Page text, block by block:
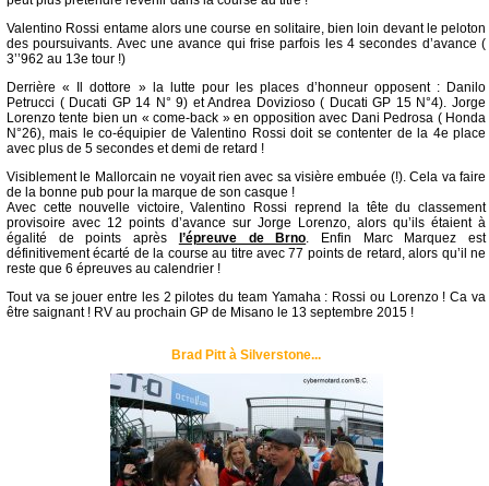
Valentino Rossi entame alors une course en solitaire, bien loin devant le peloton
des poursuivants. Avec une avance qui frise parfois les 4 secondes d’avance (
3’’962 au 13e tour !)
Derrière « Il dottore » la lutte pour les places d’honneur opposent : Danilo
Petrucci ( Ducati GP 14 N° 9) et Andrea Dovizioso ( Ducati GP 15 N°4). Jorge
Lorenzo tente bien un « come-back » en opposition avec Dani Pedrosa ( Honda
N°26), mais le co-équipier de Valentino Rossi doit se contenter de la 4e place
avec plus de 5 secondes et demi de retard !
Visiblement le Mallorcain ne voyait rien avec sa visière embuée (!). Cela va faire
de la bonne pub pour la marque de son casque !
Avec cette nouvelle victoire, Valentino Rossi reprend la tête du classement
provisoire avec 12 points d’avance sur Jorge Lorenzo, alors qu’ils étaient à
égalité de points après
l’épreuve de Brno. Enfin Marc Marquez est
définitivement écarté de la course au titre avec 77 points de retard, alors qu’il ne
reste que 6 épreuves au calendrier !
Tout va se jouer entre les 2 pilotes du team Yamaha : Rossi ou Lorenzo ! Ca va
être saignant ! RV au prochain GP de Misano le 13 septembre 2015 !
Brad Pitt à Silverstone...